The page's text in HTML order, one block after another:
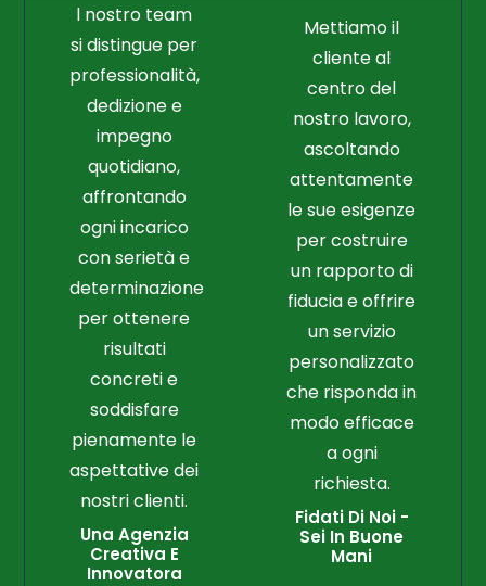
l nostro team
si distingue per
professionalità,
dedizione e
impegno
quotidiano,
affrontando
ogni incarico
con serietà e
determinazione
per ottenere
risultati
concreti e
soddisfare
pienamente le
aspettative dei
nostri clienti.
Una Agenzia
Creativa E
Innovatora
Mettiamo il
cliente al
centro del
nostro lavoro,
ascoltando
attentamente
le sue esigenze
per costruire
un rapporto di
fiducia e offrire
un servizio
personalizzato
che risponda in
modo efficace
a ogni
richiesta.
Fidati Di Noi -
Sei In Buone
Mani